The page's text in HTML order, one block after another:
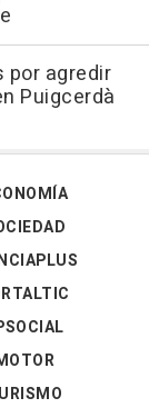
por agredir
Puigcerdà